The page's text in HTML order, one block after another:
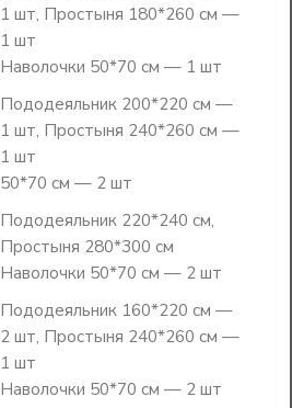
1 шт, Простыня 180*260 см —
1 шт
Наволочки 50*70 см — 1 шт
Пододеяльник 200*220 см —
1 шт, Простыня 240*260 см —
1 шт
50*70 см — 2 шт
Пододеяльник 220*240 см,
Простыня 280*300 см
Наволочки 50*70 см — 2 шт
Пододеяльник 160*220 см —
2 шт, Простыня 240*260 см —
1 шт
Наволочки 50*70 см — 2 шт